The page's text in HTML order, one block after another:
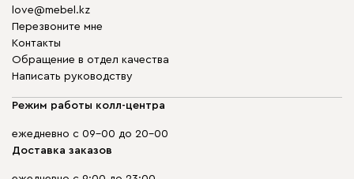
love@mebel.kz
Перезвоните мне
Контакты
Обращение в отдел качества
Написать руководству
Режим работы колл-центра
ежедневно с 09-00 до 20-00
Доставка заказов